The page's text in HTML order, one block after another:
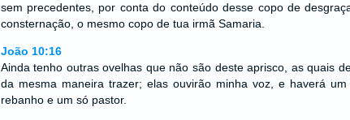
sem precedentes, por conta do conteúdo desse copo de
consternação, o mesmo copo de tua irmã Samaria.
João 10:16
Ainda tenho outras ovelhas que não são deste aprisco, as quais
da mesma maneira trazer; elas ouvirão minha voz, e haverá um
rebanho e um só pastor.